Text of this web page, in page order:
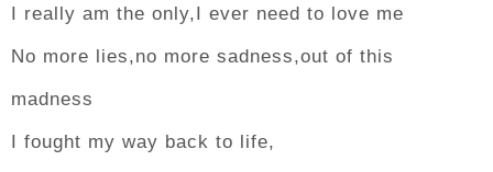
I really am the only,I ever need to love me
No more lies,no more sadness,out of this
madness
I fought my way back to life,